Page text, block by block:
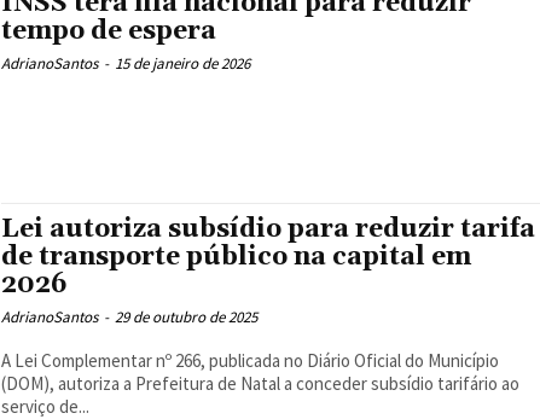
tempo de espera
AdrianoSantos - 15 de janeiro de 2026
Lei autoriza subsídio para reduzir tarifa
de transporte público na capital em
2026
AdrianoSantos - 29 de outubro de 2025
A Lei Complementar nº 266, publicada no Diário Oficial do Município
(DOM), autoriza a Prefeitura de Natal a conceder subsídio tarifário ao
serviço de...